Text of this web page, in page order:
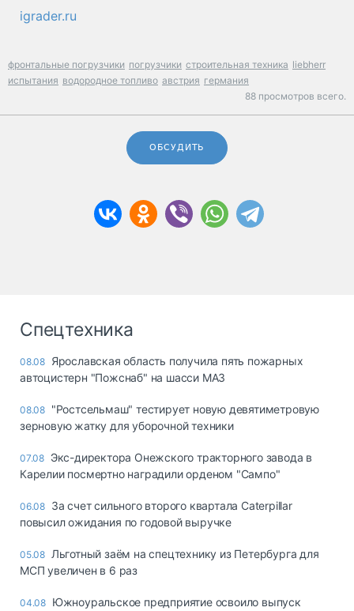
igrader.ru
фронтальные погрузчики погрузчики строительная техника liebherr
испытания водородное топливо австрия германия
88 просмотров всего.
ОБСУДИТЬ
Спецтехника
08.08 Ярославская область получила пять пожарных
автоцистерн "Пожснаб" на шасси МАЗ
08.08 "Ростсельмаш" тестирует новую девятиметровую
зерновую жатку для уборочной техники
07.08 Экс-директора Онежского тракторного завода в
Карелии посмертно наградили орденом "Сампо"
06.08 За счет сильного второго квартала Caterpillar
повысил ожидания по годовой выручке
05.08 Льготный заём на спецтехнику из Петербурга для
МСП увеличен в 6 раз
04.08 Южноуральское предприятие освоило выпуск